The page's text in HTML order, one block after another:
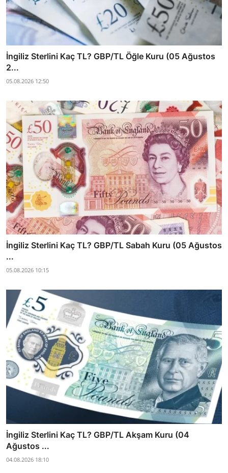
İngiliz Sterlini Kaç TL? GBP/TL Öğle Kuru (05 Ağustos
2...
05.08.2026 12:50
İngiliz Sterlini Kaç TL? GBP/TL Sabah Kuru (05 Ağustos
...
05.08.2026 10:15
İngiliz Sterlini Kaç TL? GBP/TL Akşam Kuru (04
Ağustos ...
04.08.2026 18:10